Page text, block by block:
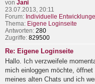
von Jani
23.07.2013, 20:11
Forum: Individuelle
Thema: Eigene Loginseite
Antworten: 280
Zugriffe: 829500
Re: Eigene Loginseite
Hallo. Ich verzweifele
mich einloggen möchte,
meines alten Chats und ich